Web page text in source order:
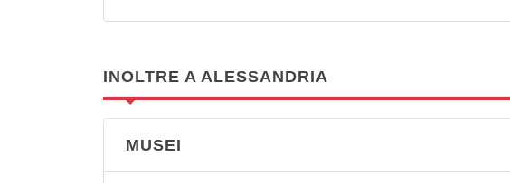
INOLTRE A ALESSANDRIA
MUSEI